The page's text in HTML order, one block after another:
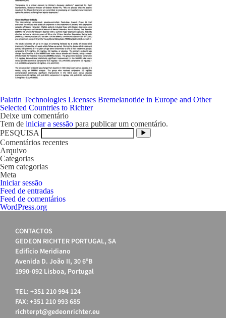
MEDIA
CONTACTOS
FAMA
Navegação
de
artigos
Palatin Technologies Licenses Bremelanotide in Europe and Other
Selected Countries to Richter
Deixe um comentário
Tem de iniciar a sessão para publicar um comentário.
PESQUISA
Comentários recentes
Arquivo
Categorias
Sem categorias
Meta
Iniciar sessão
Feed de entradas
Feed de comentários
WordPress.org
CONTACTOS
GEDEON RICHTER PORTUGAL, SA
Edifício Meridiano
Avenida D. João II, 30 6ºB
1990-092 Lisboa, Portugal
TEL: +351 210 994 124
FAX: +351 210 993 685
richterpt@gedeonrichter.eu